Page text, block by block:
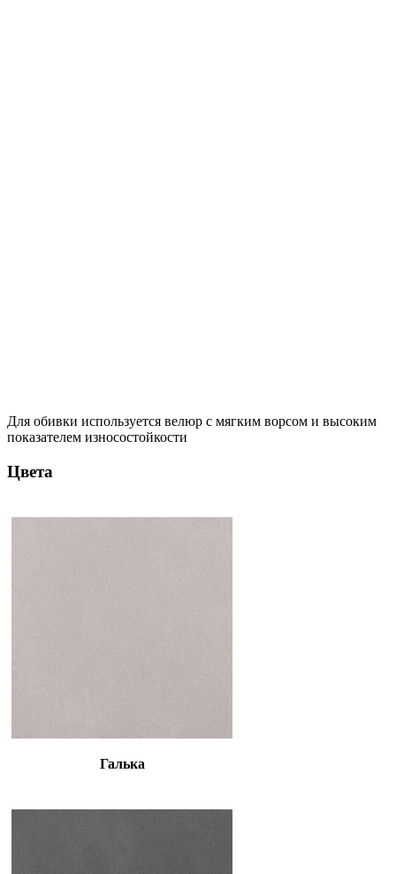
Для обивки используется велюр с мягким ворсом и высоким
показателем износостойкости
Цвета
Галька